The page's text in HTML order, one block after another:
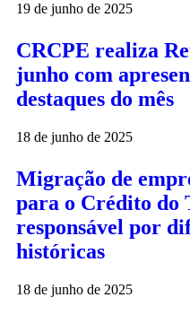
19 de junho de 2025
CRCPE realiza
junho com
destaques do mês
18 de junho de 2025
Migração de
para o Crédito do
responsável por
históricas
18 de junho de 2025